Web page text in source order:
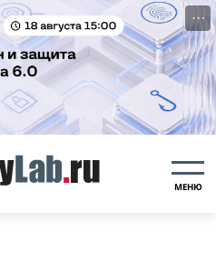
···
МЕНЮ